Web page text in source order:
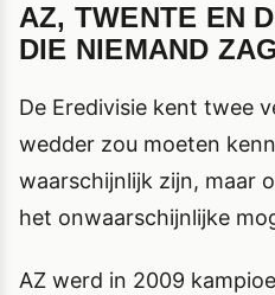
AZ, TWENTE EN
DIE NIEMAND
De Eredivisie kent twee
wedder zou moeten
waarschijnlijk zijn, maar
het onwaarschijnlijke
AZ werd in 2009